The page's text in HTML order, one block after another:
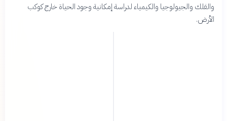
والفلك والجيولوجيا والكيمياء لدراسة إمكانية وجود الحياة خارج كوكب
الأرض.